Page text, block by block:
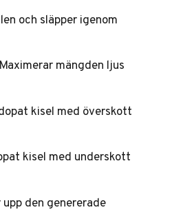
och släpper igenom
mängden ljus
kisel med överskott
kisel med underskott
den genererade